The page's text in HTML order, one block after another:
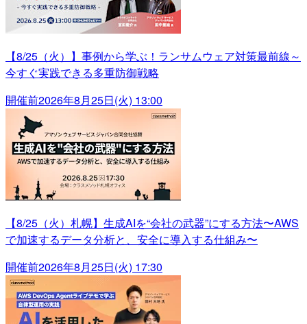
【8/25（火）】事例から学ぶ！ランサムウェア対策最前線～
今すぐ実践できる多重防御戦略
開催前2026年8月25日(火) 13:00
【8/25（火）札幌】生成AIを“会社の武器”にする方法〜AWS
で加速するデータ分析と、安全に導入する仕組み〜
開催前2026年8月25日(火) 17:30